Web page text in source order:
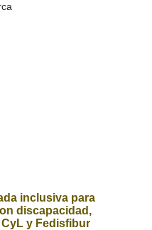
inclusiva para
discapacidad,
y Fedisfibur